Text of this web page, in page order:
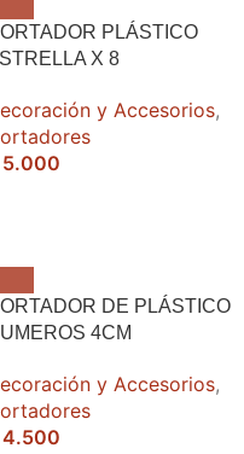
PLÁSTICO
X 8
y Accesorios,
5.000
DE PLÁSTICO
4CM
y Accesorios,
4.500